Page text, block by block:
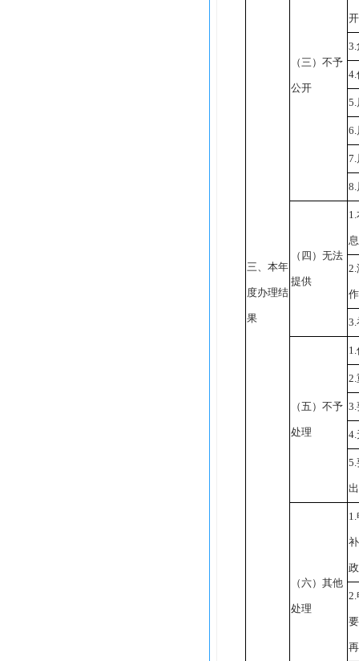
三、本年
度办理结
果
（三）不予
公开
开
3.
4.
5.
6.
7.
8.
（四）无法
提供
1.
息
2.
作
3.
（五）不予
处理
1.
2.
3.
4.
5.
（六）其他
处理
1.
2.